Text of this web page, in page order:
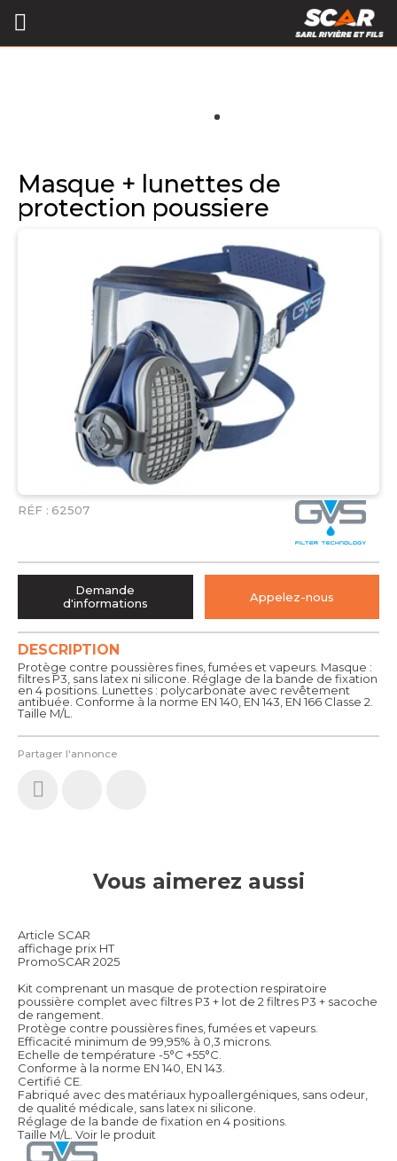
Masque + lunettes de
protection poussiere
RÉF : 62507
Partager l'annonce
DESCRIPTION
Protège contre poussières fines, fumées et vapeurs. Masque :
filtres P3, sans latex ni silicone. Réglage de la bande de fixation
en 4 positions. Lunettes : polycarbonate avec revêtement
antibuée. Conforme à la norme EN 140, EN 143, EN 166 Classe 2.
Taille M/L.
Demande
d'informations
Appelez-nous
Vous aimerez aussi
Article SCAR
affichage prix HT
PromoSCAR 2025
Kit comprenant un masque de protection respiratoire
poussière complet avec filtres P3 + lot de 2 filtres P3 + sacoche
de rangement.
Protège contre poussières fines, fumées et vapeurs.
Efficacité minimum de 99,95% à 0,3 microns.
Echelle de température -5°C +55°C.
Conforme à la norme EN 140, EN 143.
Certifié CE.
Fabriqué avec des matériaux hypoallergéniques, sans odeur,
de qualité médicale, sans latex ni silicone.
Réglage de la bande de fixation en 4 positions.
Taille M/L.
Voir le produit